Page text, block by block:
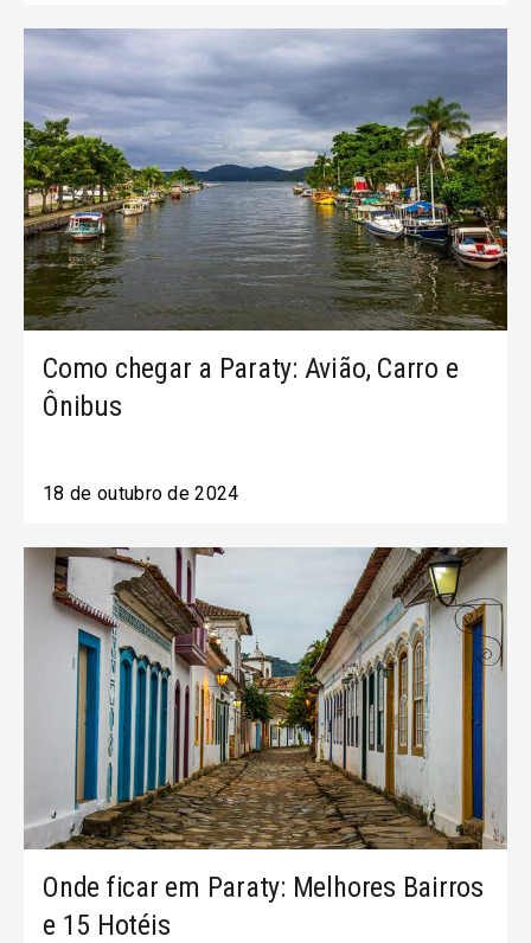
Como chegar a Paraty: Avião, Carro e
Ônibus
18 de outubro de 2024
Onde ficar em Paraty: Melhores Bairros
e 15 Hotéis